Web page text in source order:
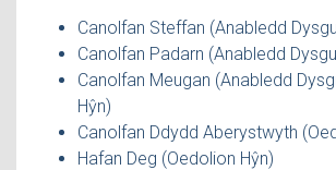
Canolfan Steffan (Anabledd
Canolfan Padarn (Anabledd
Canolfan Meugan (Anabledd
Hŷn)
Canolfan Ddydd Aberystwyth
Hafan Deg (Oedolion Hŷn)